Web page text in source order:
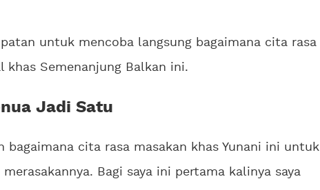
untuk mencoba langsung bagaimana cita rasa
khas Semenanjung Balkan ini.
Jadi Satu
bagaimana cita rasa masakan khas Yunani ini untuk
Bagi saya ini pertama kalinya saya